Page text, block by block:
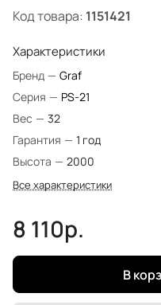
Код товара: 1151421
Характеристики
Бренд — Graf
Серия — PS-21
Вес — 32
Гарантия — 1 год
Высота — 2000
Все характеристики
8 110р.
В